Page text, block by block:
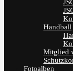
Handball
Mitglied
Fotoalben